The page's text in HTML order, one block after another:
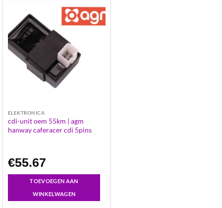
ELEKTRONICA
cdi-unit oem 55km | agm
hanway caferacer cdi 5pins
€55.67
TOEVOEGEN AAN
WINKELWAGEN